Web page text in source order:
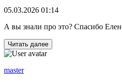
05.03.2026 01:14
А вы знали про это? Спасибо
Читать далее
master